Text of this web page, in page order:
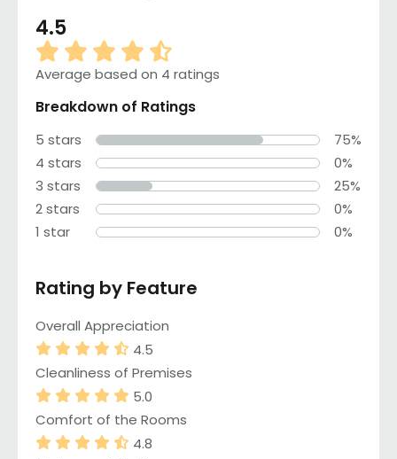
4.5
Average based on 4 ratings
Breakdown of Ratings
5 stars
75%
4 stars
0%
3 stars
25%
2 stars
0%
1 star
0%
Rating by Feature
Overall Appreciation
4.5
Cleanliness of Premises
5.0
Comfort of the Rooms
4.8